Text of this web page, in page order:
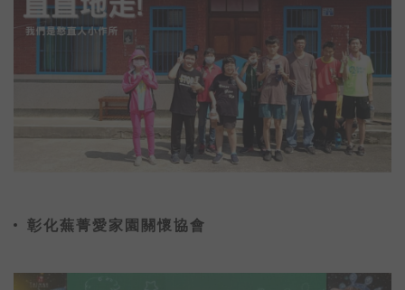
彰化蕪菁愛家園關懷協會